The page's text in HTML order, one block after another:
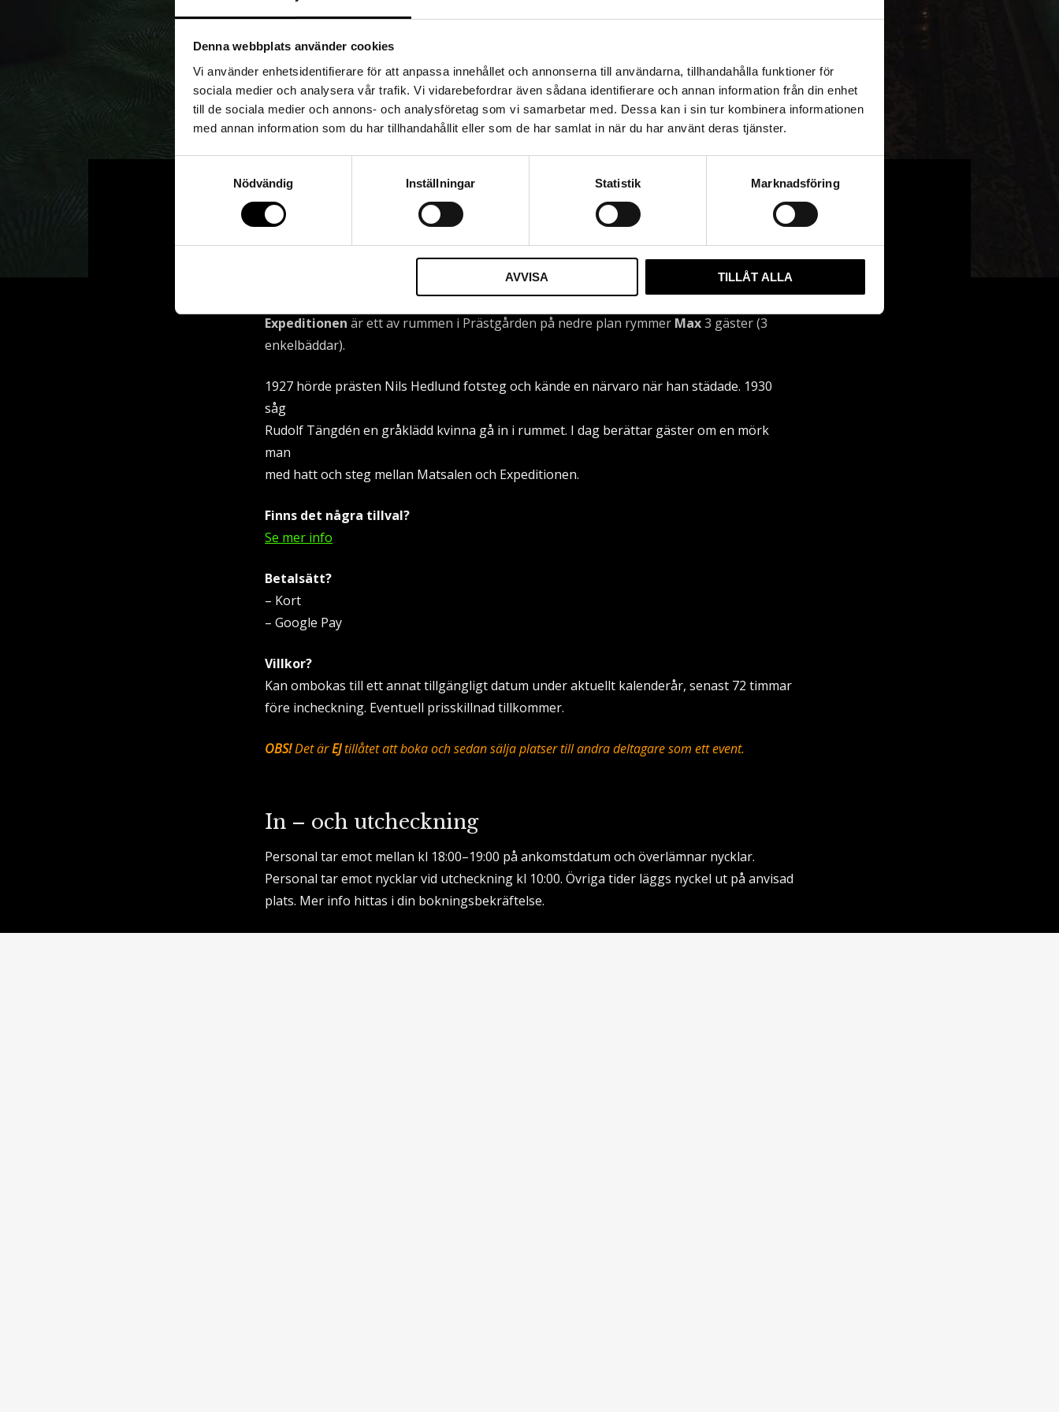
Denna webbplats använder cookies
Vi använder enhetsidentifierare för att anpassa innehållet och annonserna till användarna, tillhandahålla funktioner för
sociala medier och analysera vår trafik. Vi vidarebefordrar även sådana identifierare och annan information från din enhet
till de sociala medier och annons- och analysföretag som vi samarbetar med. Dessa kan i sin tur kombinera informationen
med annan information som du har tillhandahållit eller som de har samlat in när du har använt deras tjänster.
Nödvändig
Inställningar Statistik Marknadsföring
AVVISA TILLÅT ALLA
Expeditionen
Expeditionen är ett av rummen i Prästgården på nedre plan rymmer Max3 gäster (3
enkelbäddar).
1927 hörde prästen Nils Hedlund fotsteg och kände en närvaro när han städade. 1930
såg
Rudolf Tängdén en gråklädd kvinna gå in i rummet. I dag berättar gäster om en mörk
man
med hatt och steg mellan Matsalen och Expeditionen.
Finns det några tillval?
Se mer info
Betalsätt?
– Kort
– Google Pay
Villkor?
Kan ombokas till ett annat tillgängligt datum under aktuellt kalenderår, senast 72 timmar
före incheckning. Eventuell prisskillnad tillkommer.
OBS!Det ärEJtillåtet att boka och sedan sälja platser till andra deltagare som ett event.
In – och utcheckning
Personal tar emot mellan kl 18:00–19:00 på ankomstdatum och överlämnar nycklar.
Personal tar emot nycklar vid utcheckning kl 10:00. Övriga tider läggs nyckel ut på anvisad
plats. Mer info hittas i din bokningsbekräftelse.